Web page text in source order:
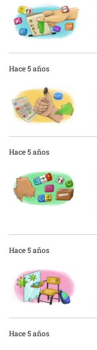
Hace 5 años
Hace 5 años
Hace 5 años
Hace 5 años